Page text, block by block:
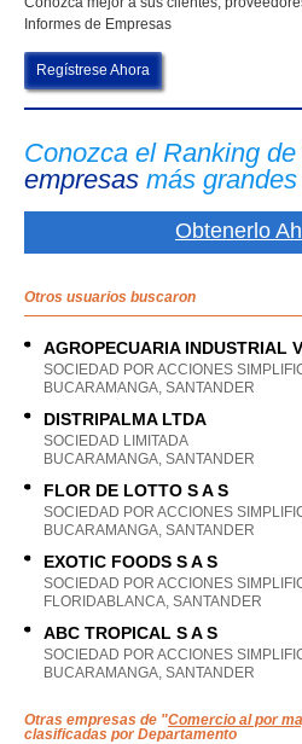
Informes de Empresas
Regístrese Ahora
Conozca el Ranking
empresas más
Obtenerlo
Otros usuarios buscaron
AGROPECUARIA INDUSTRIAL
SOCIEDAD POR ACCIONES
BUCARAMANGA, SANTANDER
DISTRIPALMA LTDA
SOCIEDAD LIMITADA
BUCARAMANGA, SANTANDER
FLOR DE LOTTO S A S
SOCIEDAD POR ACCIONES
BUCARAMANGA, SANTANDER
EXOTIC FOODS S A S
SOCIEDAD POR ACCIONES
FLORIDABLANCA, SANTANDER
ABC TROPICAL S A S
SOCIEDAD POR ACCIONES
BUCARAMANGA, SANTANDER
Otras empresas de "Comercio al por
clasificadas por Departamento